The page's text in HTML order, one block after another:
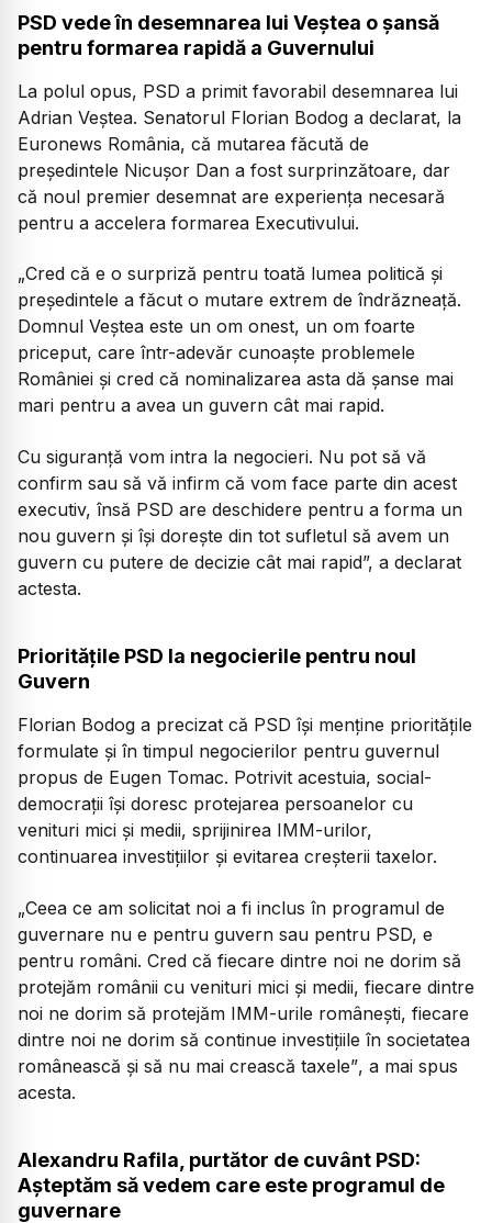
PSD vede în desemnarea lui Veștea o șansă
pentru formarea rapidă a Guvernului
La polul opus, PSD a primit favorabil desemnarea lui
Adrian Veștea. Senatorul Florian Bodog a declarat, la
Euronews România, că mutarea făcută de
președintele Nicușor Dan a fost surprinzătoare, dar
că noul premier desemnat are experiența necesară
pentru a accelera formarea Executivului.
„Cred că e o surpriză pentru toată lumea politică și
președintele a făcut o mutare extrem de îndrăzneață.
Domnul Veștea este un om onest, un om foarte
priceput, care într-adevăr cunoaște problemele
României și cred că nominalizarea asta dă șanse mai
mari pentru a avea un guvern cât mai rapid.
Cu siguranță vom intra la negocieri. Nu pot să vă
confirm sau să vă infirm că vom face parte din acest
executiv, însă PSD are deschidere pentru a forma un
nou guvern și își dorește din tot sufletul să avem un
guvern cu putere de decizie cât mai rapid”, a declarat
actesta.
Prioritățile PSD la negocierile pentru noul
Guvern
Florian Bodog a precizat că PSD își menține prioritățile
formulate și în timpul negocierilor pentru guvernul
propus de Eugen Tomac. Potrivit acestuia, social-
democrații își doresc protejarea persoanelor cu
venituri mici și medii, sprijinirea IMM-urilor,
continuarea investițiilor și evitarea creșterii taxelor.
„Ceea ce am solicitat noi a fi inclus în programul de
guvernare nu e pentru guvern sau pentru PSD, e
pentru români. Cred că fiecare dintre noi ne dorim să
protejăm românii cu venituri mici și medii, fiecare dintre
noi ne dorim să protejăm IMM-urile românești, fiecare
dintre noi ne dorim să continue investițiile în societatea
românească și să nu mai crească taxele”, a mai spus
acesta.
Alexandru Rafila, purtător de cuvânt PSD:
Așteptăm să vedem care este programul de
guvernare